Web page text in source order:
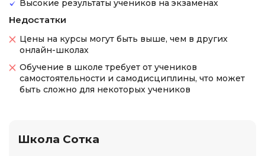
Высокие результаты учеников на экзаменах
Недостатки
Цены на курсы могут быть выше, чем в других
онлайн-школах
Обучение в школе требует от учеников
самостоятельности и самодисциплины, что может
быть сложно для некоторых учеников
Школа Сотка